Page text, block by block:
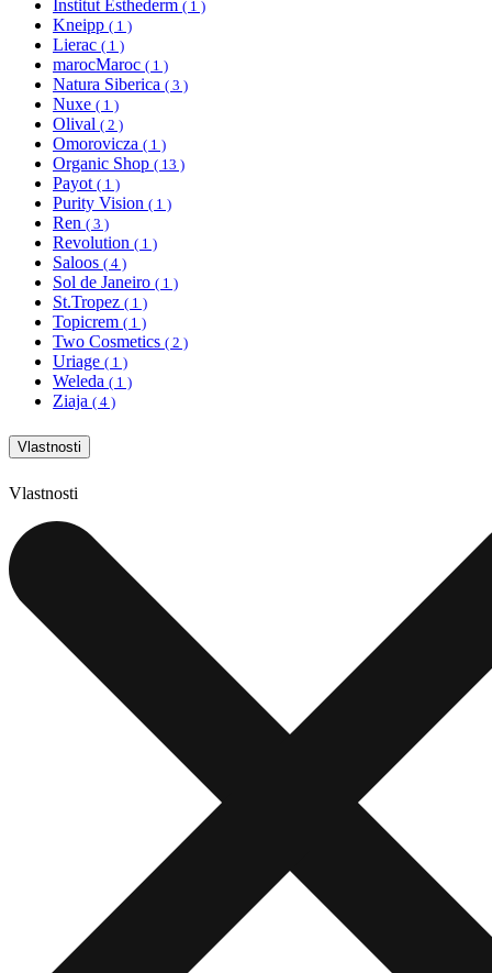
Institut Esthederm ( 1 )
Kneipp ( 1 )
Lierac ( 1 )
marocMaroc ( 1 )
Natura Siberica ( 3 )
Nuxe ( 1 )
Olival ( 2 )
Omorovicza ( 1 )
Organic Shop ( 13 )
Payot ( 1 )
Purity Vision ( 1 )
Ren ( 3 )
Revolution ( 1 )
Saloos ( 4 )
Sol de Janeiro ( 1 )
St.Tropez ( 1 )
Topicrem ( 1 )
Two Cosmetics ( 2 )
Uriage ( 1 )
Weleda ( 1 )
Ziaja ( 4 )
Vlastnosti
Vlastnosti